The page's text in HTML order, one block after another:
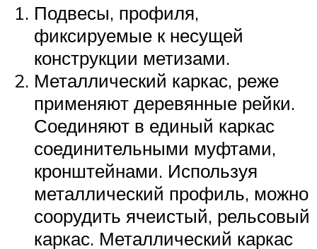
Подвесы, профиля,
фиксируемые к несущей
конструкции метизами.
Металлический каркас, реже
применяют деревянные рейки.
Соединяют в единый каркас
соединительными муфтами,
кронштейнами. Используя
металлический профиль, можно
соорудить ячеистый, рельсовый
каркас. Металлический каркас